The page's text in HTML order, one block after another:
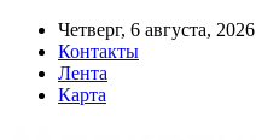
Четверг, 6 августа, 2026
Контакты
Лента
Карта